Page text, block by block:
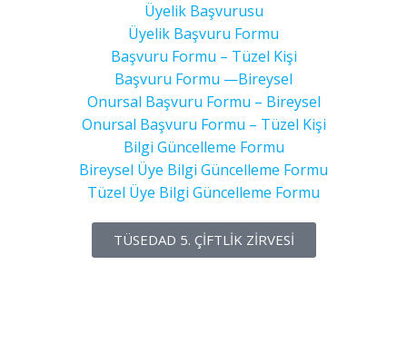
Üyelik Başvurusu
Üyelik Başvuru Formu
Başvuru Formu – Tüzel Kişi
Başvuru Formu —Bireysel
Onursal Başvuru Formu – Bireysel
Onursal Başvuru Formu – Tüzel Kişi
Bilgi Güncelleme Formu
Bireysel Üye Bilgi Güncelleme Formu
Tüzel Üye Bilgi Güncelleme Formu
TÜSEDAD 5. ÇİFTLİK ZİRVESİ